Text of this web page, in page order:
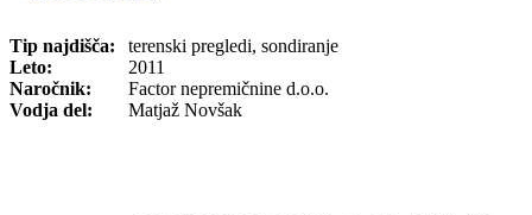
Tip najdišča:
terenski pregledi, sondiranje
Leto:
2011
Naročnik:
Factor nepremičnine d.o.o.
Vodja del:
Matjaž Novšak